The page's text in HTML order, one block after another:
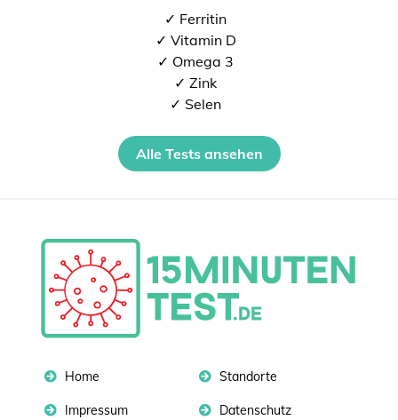
✓ Ferritin
✓ Vitamin D
✓ Omega 3
✓ Zink
✓ Selen
Alle Tests ansehen
Home Standorte
Impressum Datenschutz